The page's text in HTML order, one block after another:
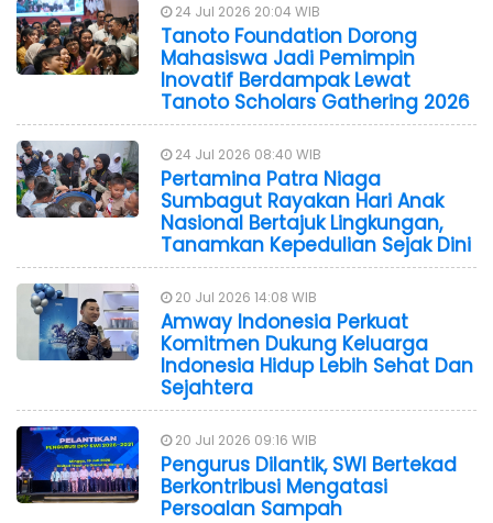
24 Jul 2026 20:04 WIB
Tanoto Foundation Dorong
Mahasiswa Jadi Pemimpin
Inovatif Berdampak Lewat
Tanoto Scholars Gathering 2026
24 Jul 2026 08:40 WIB
Pertamina Patra Niaga
Sumbagut Rayakan Hari Anak
Nasional Bertajuk Lingkungan,
Tanamkan Kepedulian Sejak Dini
20 Jul 2026 14:08 WIB
Amway Indonesia Perkuat
Komitmen Dukung Keluarga
Indonesia Hidup Lebih Sehat Dan
Sejahtera
20 Jul 2026 09:16 WIB
Pengurus Dilantik, SWI Bertekad
Berkontribusi Mengatasi
Persoalan Sampah